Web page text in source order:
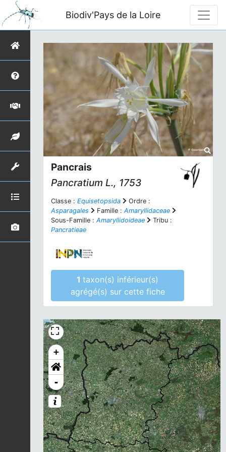
Biodiv'Pays de la Loire
Pancrais
Pancratium L., 1753
Classe : Equisetopsida
Ordre :
Asparagales
Famille : Amaryllidaceae
Sous-Famille : Amaryllidoideae
Tribu :
Pancratieae
1taxon(s) inférieur(s)
agrégé(s) sur cette fiche
+
-